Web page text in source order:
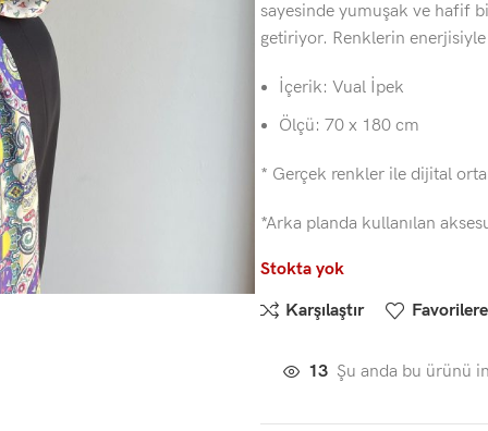
sayesinde yumuşak ve hafif
getiriyor. Renklerin
İçerik: Vual İpek
Ölçü: 70 x 180 cm
* Gerçek renkler ile dijital
*Arka planda kullanılan
Stokta yok
Karşılaştır
13 Şu anda bu ürünü